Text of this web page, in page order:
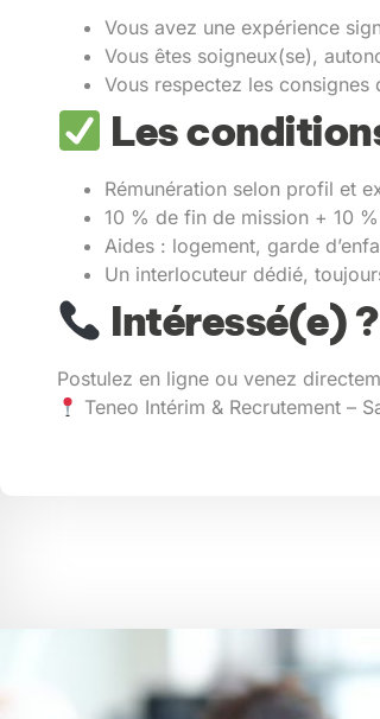
Vous avez une expérience
Vous êtes soigneux(se),
Vous respectez les
Les
Rémunération selon profil et
10 % de fin de mission + 10
Aides : logement, garde
Un interlocuteur dédié,
Intéressé(e)
Postulez en ligne ou venez
Teneo Intérim & Recrutement –